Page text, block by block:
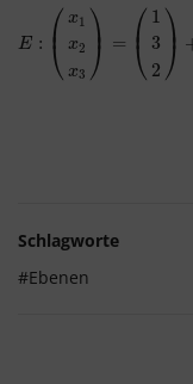
E : ⎛
⎝
⎜ x1
x2
x3
⎞
⎠⎟ = ⎛
⎝
⎜ 1
3
2
⎞
⎠⎟
E: x 1 2x3 = 13 2 λ − 2
Schlagworte
#Ebenen